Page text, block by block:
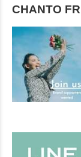
CHANTO